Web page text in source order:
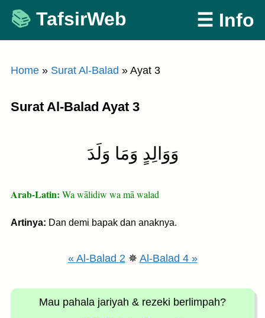
Skip
content
TafsirWeb ☰ Info
Home » Surat Al-Balad » Ayat 3
Surat Al-Balad Ayat 3
وَوَالِدٍ وَمَا وَلَدَ
Arab-Latin: Wa wālidiw wa mā walad
Artinya: Dan demi bapak dan anaknya.
« Al-Balad 2✵ Al-Balad 4 »
Mau pahala jariyah & rezeki berlimpah?